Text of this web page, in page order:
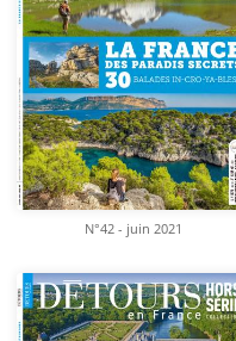
N°42 - juin 2021